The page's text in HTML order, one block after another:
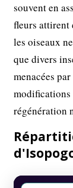
souvent en
fleurs attirent
les oiseaux
que divers
menacées
modifications
régénération